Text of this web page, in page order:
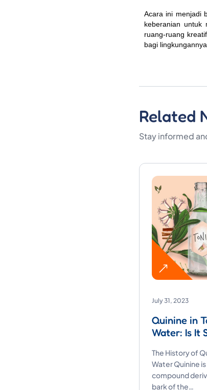
Acara ini menjadi
keberanian untuk
ruang-ruang
bagi
Related
Stay informed
July 31, 2023
Quinine in
Water: Is It
The History of
Water Quinine
compound
bark of the…